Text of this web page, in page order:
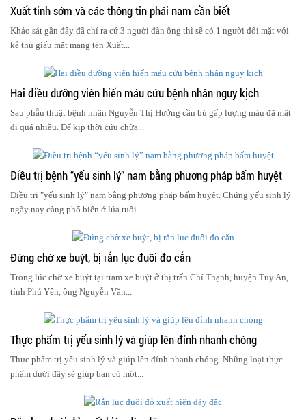
Xuất tinh sớm và các thông tin phái nam cần biết
Khảo sát gần đây đã chỉ ra cứ 3 người đàn ông thì sẽ có 1 người đối mặt với
kẻ thù giấu mặt mang tên Xuất...
Hai điều dưỡng viên hiến máu cứu bệnh nhân nguy kịch
Sau phẫu thuật bệnh nhân Nguyễn Thị Hưởng cần bù gấp lượng máu đã mất
đi quá nhiều. Để kịp thời cứu chữa...
Điều trị bệnh “yếu sinh lý” nam bằng phương pháp bấm huyệt
Điều trị "yếu sinh lý" nam bằng phương pháp bấm huyệt. Chứng yếu sinh lý
ngày nay càng phổ biến ở lứa tuổi...
Đứng chờ xe buýt, bị rắn lục đuôi đo cắn
Trong lúc chờ xe buýt tại trạm xe buýt ở thị trấn Chí Thạnh, huyện Tuy An,
tỉnh Phú Yên, ông Nguyễn Văn...
Thực phẩm trị yếu sinh lý và giúp lên đỉnh nhanh chóng
Thực phẩm trị yếu sinh lý và giúp lên đỉnh nhanh chóng. Những loại thực
phẩm dưới đây sẽ giúp bạn có một...